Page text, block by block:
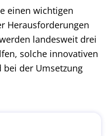
einen wichtigen
Herausforderungen
landesweit drei
solche innovativen
bei der Umsetzung